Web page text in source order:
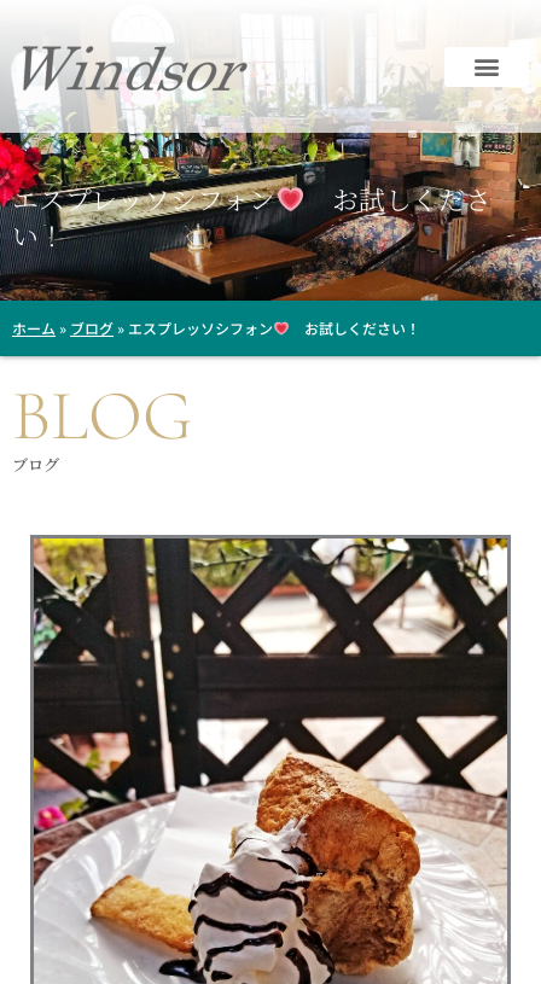
を
ス
キ
ッ
プエスプレッソシフォン
お試しくださ
い！
ホーム » ブログ » エスプレッソシフォン お試しください！
BLOG
ブログ